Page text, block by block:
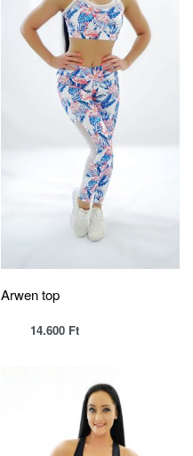
Arwen top
14.600 Ft